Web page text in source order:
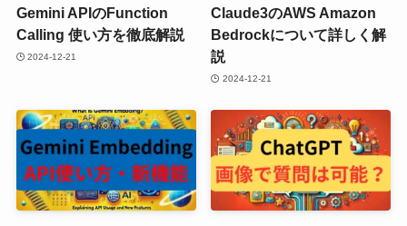
Gemini APIのFunction
Calling 使い方を徹底解説
2024-12-21
Claude3のAWS Amazon
Bedrockについて詳しく解
説
2024-12-21